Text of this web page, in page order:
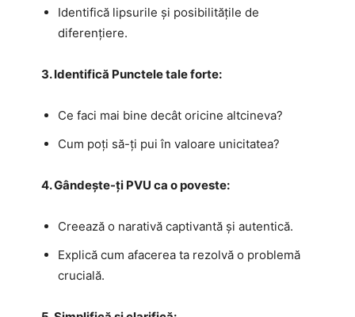
Identifică lipsurile și posibilitățile de
diferențiere.
3. Identifică Punctele tale forte:
Ce faci mai bine decât oricine altcineva?
Cum poți să-ți pui în valoare unicitatea?
4. Gândește-ți PVU ca o poveste:
Creează o narativă captivantă și autentică.
Explică cum afacerea ta rezolvă o problemă
crucială.